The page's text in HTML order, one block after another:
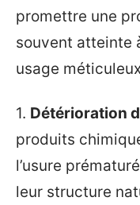
promettre une
souvent atteinte
usage
1. Détérioration
produits
l’usure
leur structure